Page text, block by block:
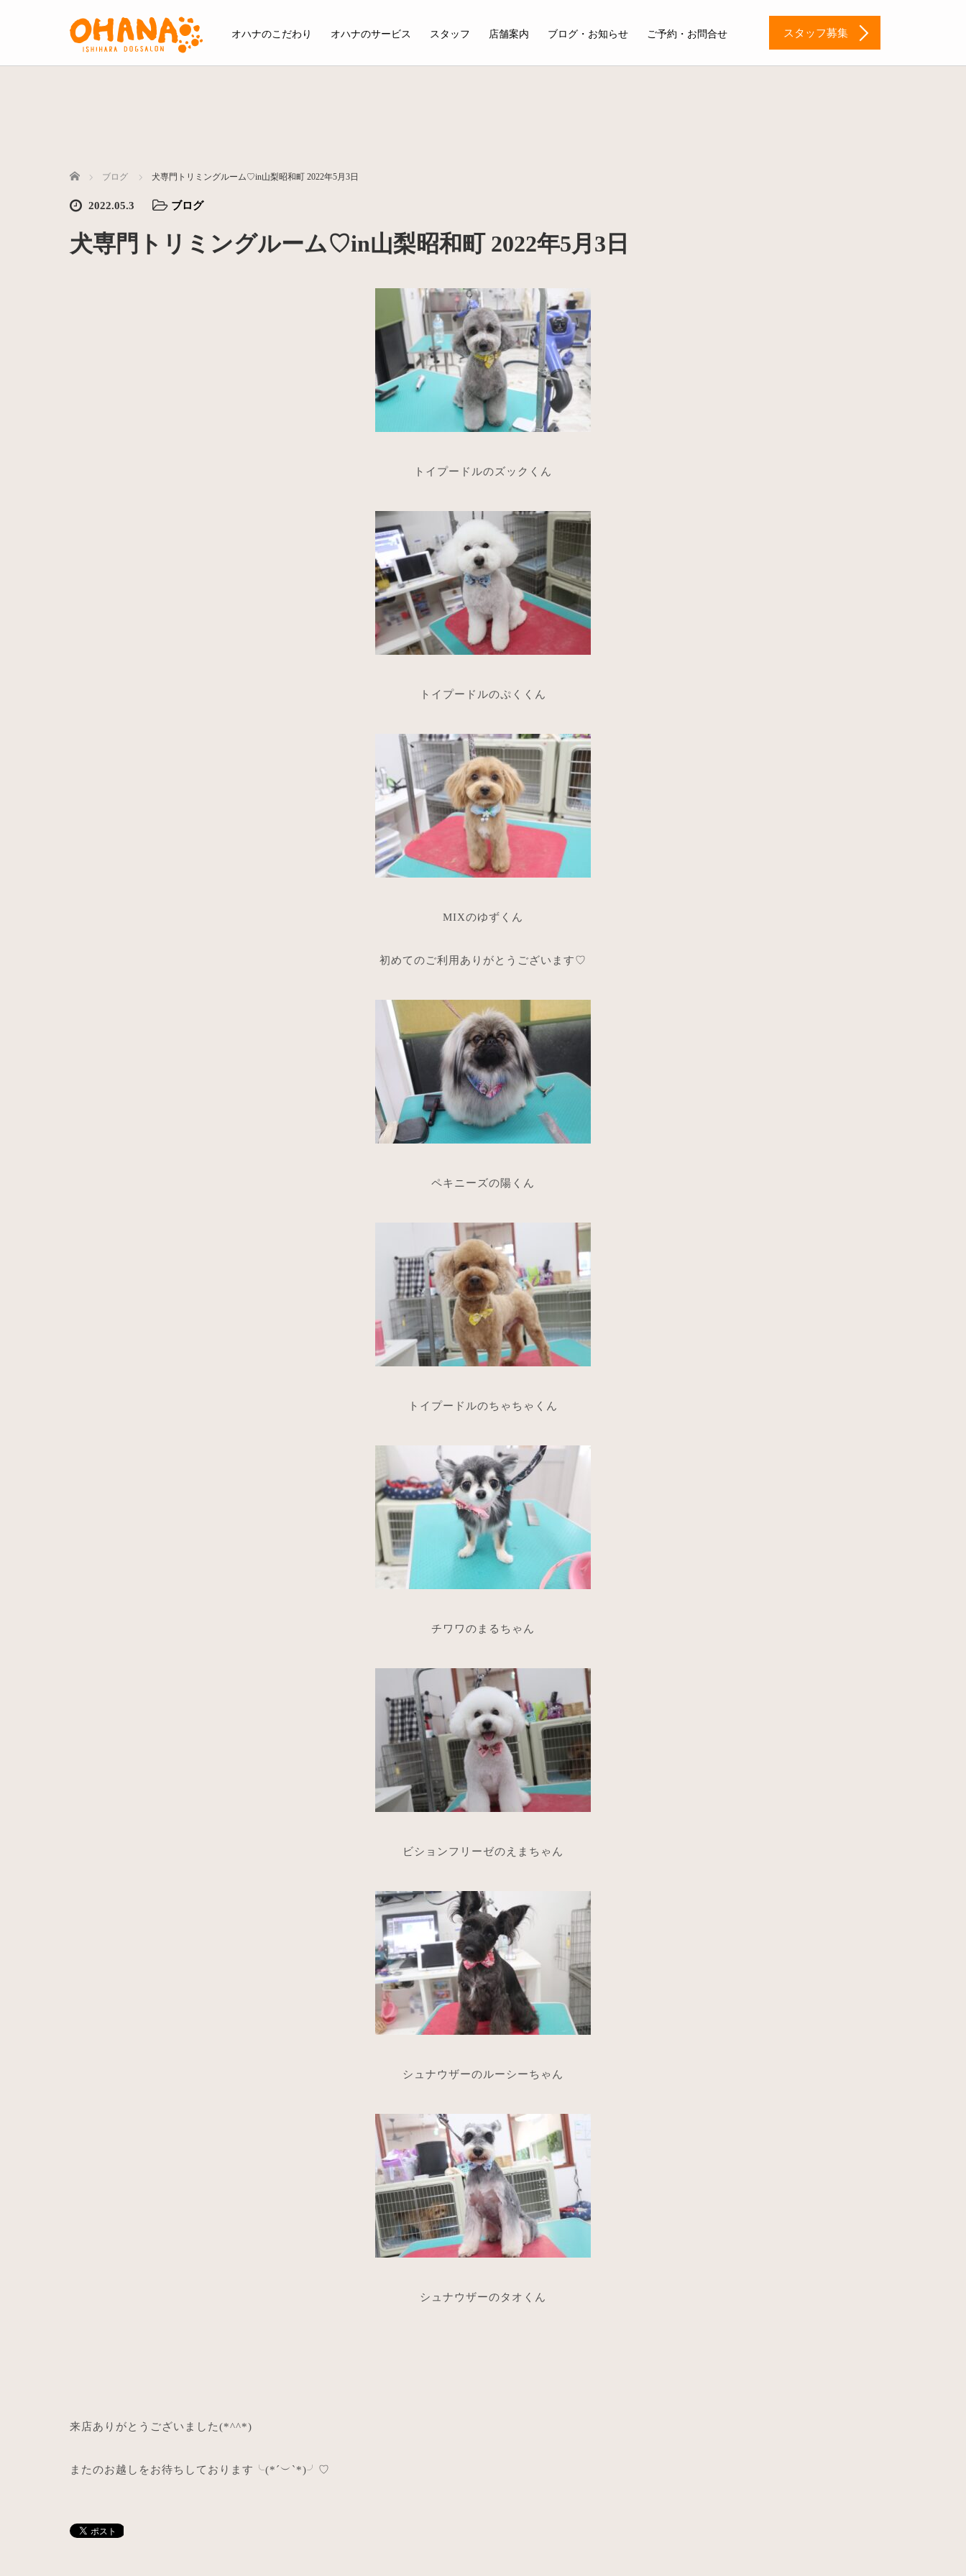
オハナのこだわり オハナのサービス スタッフ 店舗案内 ブログ・お知らせ ご予約・お問合せ スタッフ募集
ホーム ブログ 犬専門トリミングルーム♡in山梨昭和町 2022年5月3日
2022.05.3 ブログ
犬専門トリミングルーム♡in山梨昭和町 2022年5月3日
トイプードルのズックくん
トイプードルのぷくくん
MIXのゆずくん
初めてのご利用ありがとうございます♡
ペキニーズの陽くん
トイプードルのちゃちゃくん
チワワのまるちゃん
ビションフリーゼのえまちゃん
シュナウザーのルーシーちゃん
シュナウザーのタオくん
来店ありがとうございました(*^^*)
またのお越しをお待ちしております╰(*´︶ `*)╯ ♡